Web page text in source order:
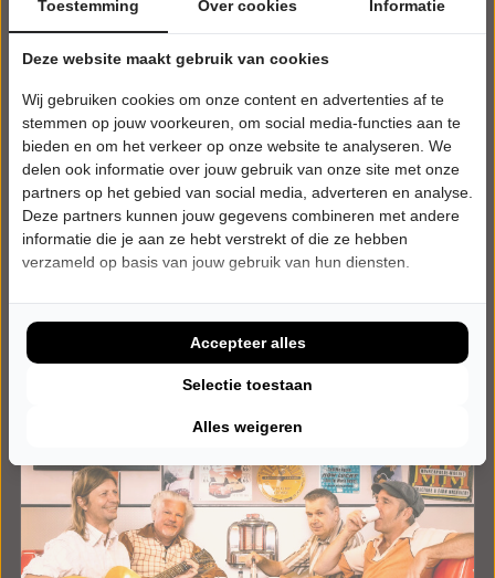
ZATERDAG 9 JANUARI 2027 • 20:15 UUR
70s unplugged
Rumours, 50th Anniversary
Theater Hofpoort
Coevorden
POPULAIRE MUZIEK
Tickets
Toestemming Over cookies Informatie
Deze website maakt gebruik van cookies
Wij gebruiken cookies om onze content en advertenties af te
stemmen op jouw voorkeuren, om social media-functies aan te
bieden en om het verkeer op onze website te analyseren. We
delen ook informatie over jouw gebruik van onze site met onze
partners op het gebied van social media, adverteren en analyse.
Deze partners kunnen jouw gegevens combineren met andere
informatie die je aan ze hebt verstrekt of die ze hebben
verzameld op basis van jouw gebruik van hun diensten.
Alles weigeren
Selectie toestaan
Accepteer alles